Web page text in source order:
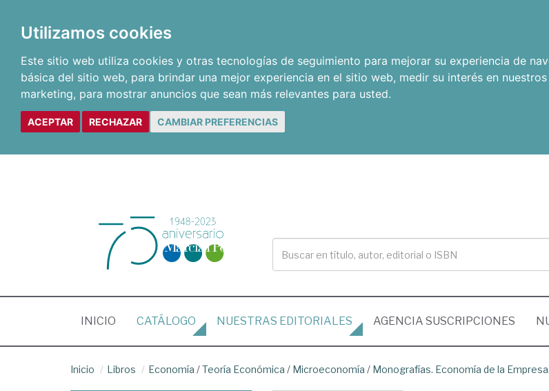
Utilizamos cookies
Este sitio web utiliza cookies y otras tecnologías de seguimiento para mejorar su experiencia de
básica del sitio web, para brindar una mejor experiencia en el sitio web, medir su interés en
marketing, para mostrar anuncios que sean más relevantes para usted.
ACEPTAR RECHAZAR CAMBIAR PREFERENCIAS
INICIO (CURRENT)
CATÁLOGO NUESTRAS EDITORIALES AGENCIA SUSCRIPCIONES
Inicio Libros Economía /Teoría Económica / Microeconomía / Monografías. Economía de la Empresa.